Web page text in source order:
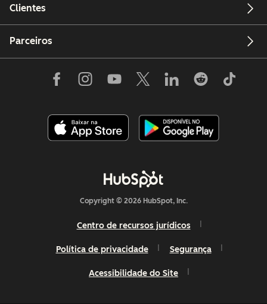
Clientes
Parceiros
Copyright © 2026 HubSpot, Inc.
Centro de recursos jurídicos
Política de privacidade Segurança
Acessibilidade do Site